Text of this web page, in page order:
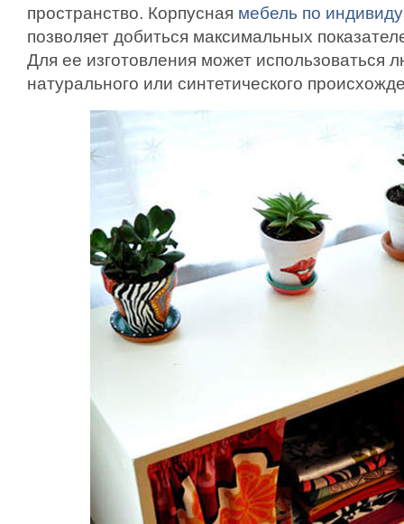
пространство. Корпусная мебель по
позволяет добиться максимальных
Для ее изготовления может использоваться
натурального или синтетического